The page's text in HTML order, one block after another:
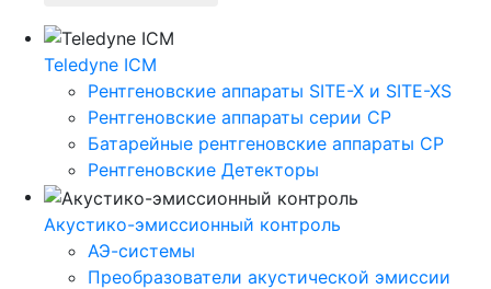
Teledyne ICM
Рентгеновские аппараты SITE-X и SITE-XS
Рентгеновские аппараты серии CP
Батарейные рентгеновские аппараты CP
Рентгеновские Детекторы
Акустико-эмисcионный контроль
АЭ-системы
Преобразователи акустической эмиссии